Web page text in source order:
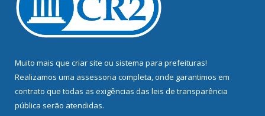
Muito mais que criar site ou sistema para prefeituras!
Realizamos uma assessoria completa, onde garantimos em
contrato que todas as exigências das leis de transparência
pública serão atendidas.